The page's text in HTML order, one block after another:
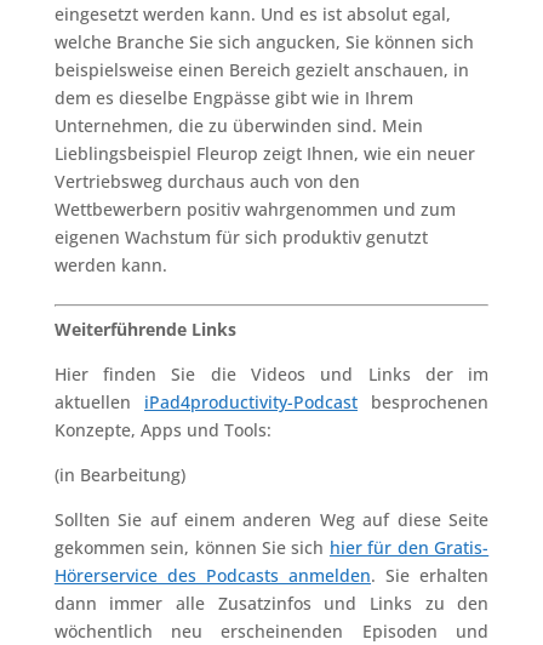
eingesetzt werden kann. Und es ist absolut egal,
welche Branche Sie sich angucken, Sie können sich
beispielsweise einen Bereich gezielt anschauen, in
dem es dieselbe Engpässe gibt wie in Ihrem
Unternehmen, die zu überwinden sind. Mein
Lieblingsbeispiel Fleurop zeigt Ihnen, wie ein neuer
Vertriebsweg durchaus auch von den
Wettbewerbern positiv wahrgenommen und zum
eigenen Wachstum für sich produktiv genutzt
werden kann.
Weiterführende Links
Hier finden Sie die Videos und Links der im
aktuellen iPad4productivity-Podcast besprochenen
Konzepte, Apps und Tools:
(in Bearbeitung)
Sollten Sie auf einem anderen Weg auf diese Seite
gekommen sein, können Sie sich hier für den Gratis-
Hörerservice des Podcasts anmelden. Sie erhalten
dann immer alle Zusatzinfos und Links zu den
wöchentlich neu erscheinenden Episoden und